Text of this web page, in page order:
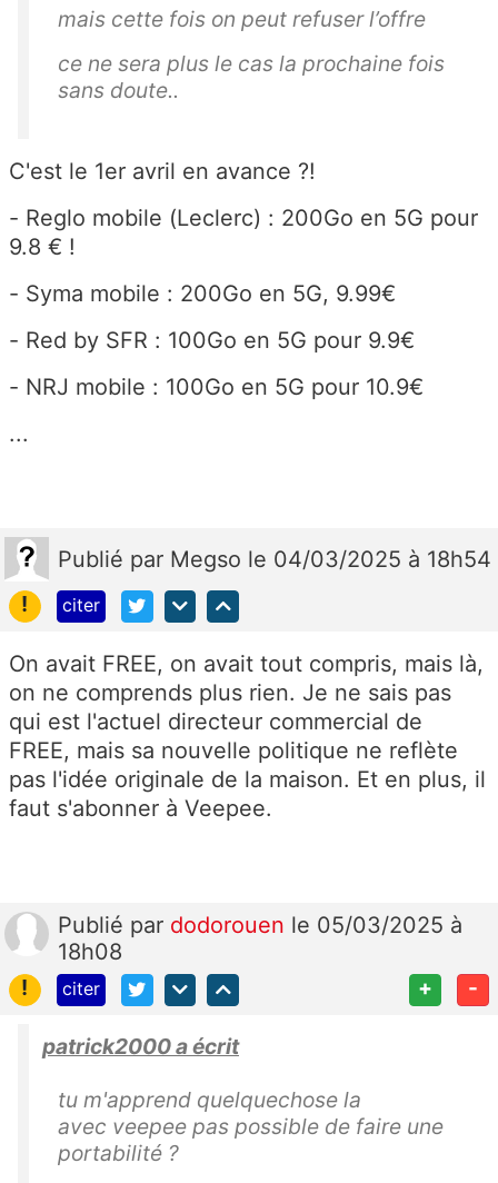
mais cette fois on peut refuser l’offre
ce ne sera plus le cas la prochaine fois
sans doute..
C'est le 1er avril en avance ?!
- Reglo mobile (Leclerc) : 200Go en 5G pour
9.8 € !
- Syma mobile : 200Go en 5G, 9.99€
- Red by SFR : 100Go en 5G pour 9.9€
- NRJ mobile : 100Go en 5G pour 10.9€
...
Publié par Megso le 04/03/2025 à 18h54
!
citer
On avait FREE, on avait tout compris, mais là,
on ne comprends plus rien. Je ne sais pas
qui est l'actuel directeur commercial de
FREE, mais sa nouvelle politique ne reflète
pas l'idée originale de la maison. Et en plus, il
faut s'abonner à Veepee.
Publié par dodorouen le 05/03/2025 à
18h08
!
citer + -
patrick2000 a écrit
tu m'apprend quelquechose la
avec veepee pas possible de faire une
portabilité ?